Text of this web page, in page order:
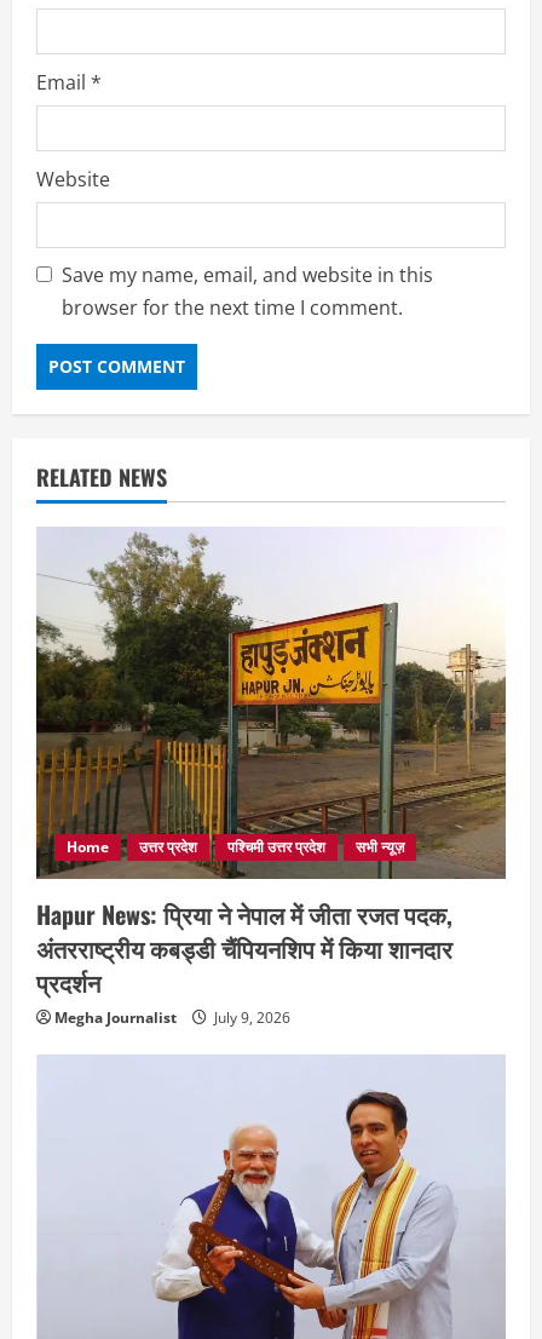
Email *
Website
Save my name, email, and website in this
browser for the next time I comment.
RELATED NEWS
Home उत्तर प्रदेश पश्चिमी उत्तर प्रदेश सभी न्यूज़
Hapur News: प्रिया ने नेपाल में जीता रजत पदक,
अंतरराष्ट्रीय कबड्डी चैंपियनशिप में किया शानदार
प्रदर्शन
Megha Journalist July 9, 2026